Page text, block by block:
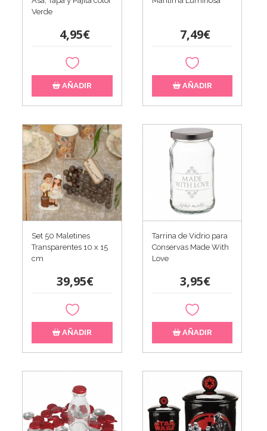
Verde
4,95€
AÑADIR
7,49€
AÑADIR
Set 50 Maletines
Transparentes 10 x 15
cm
39,95€
AÑADIR
Tarrina de Vidrio para
Conservas Made With
Love
3,95€
AÑADIR